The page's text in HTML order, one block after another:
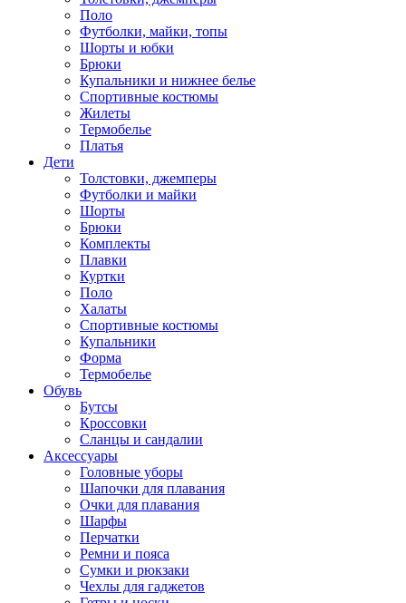
Поло
Футболки, майки, топы
Шорты и юбки
Брюки
Купальники и нижнее белье
Спортивные костюмы
Жилеты
Термобелье
Платья
Дети
Толстовки, джемперы
Футболки и майки
Шорты
Брюки
Комплекты
Плавки
Куртки
Поло
Халаты
Спортивные костюмы
Купальники
Форма
Термобелье
Обувь
Бутсы
Кроссовки
Сланцы и сандалии
Аксессуары
Головные уборы
Шапочки для плавания
Очки для плавания
Шарфы
Перчатки
Ремни и пояса
Сумки и рюкзаки
Чехлы для гаджетов